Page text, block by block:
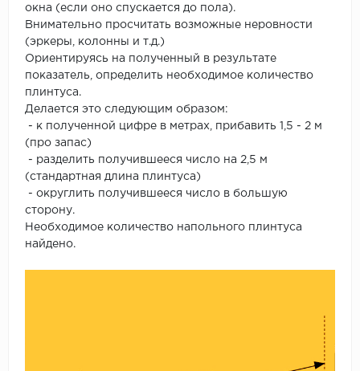
окна (если оно спускается до пола).
Внимательно просчитать возможные неровности
(эркеры, колонны и т.д.)
Ориентируясь на полученный в результате
показатель, определить необходимое количество
плинтуса.
Делается это следующим образом:
- к полученной цифре в метрах, прибавить 1,5 - 2 м
(про запас)
- разделить получившееся число на 2,5 м
(стандартная длина плинтуса)
- округлить получившееся число в большую
сторону.
Необходимое количество напольного плинтуса
найдено.